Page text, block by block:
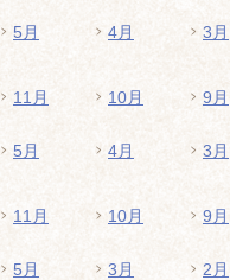
5月 4月 3月
11月 10月 9月
5月 4月 3月
11月 10月 9月
5月 3月 2月